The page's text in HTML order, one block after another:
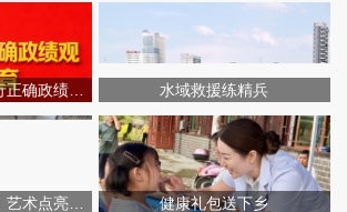
水域救援练精兵
健康礼包送下乡